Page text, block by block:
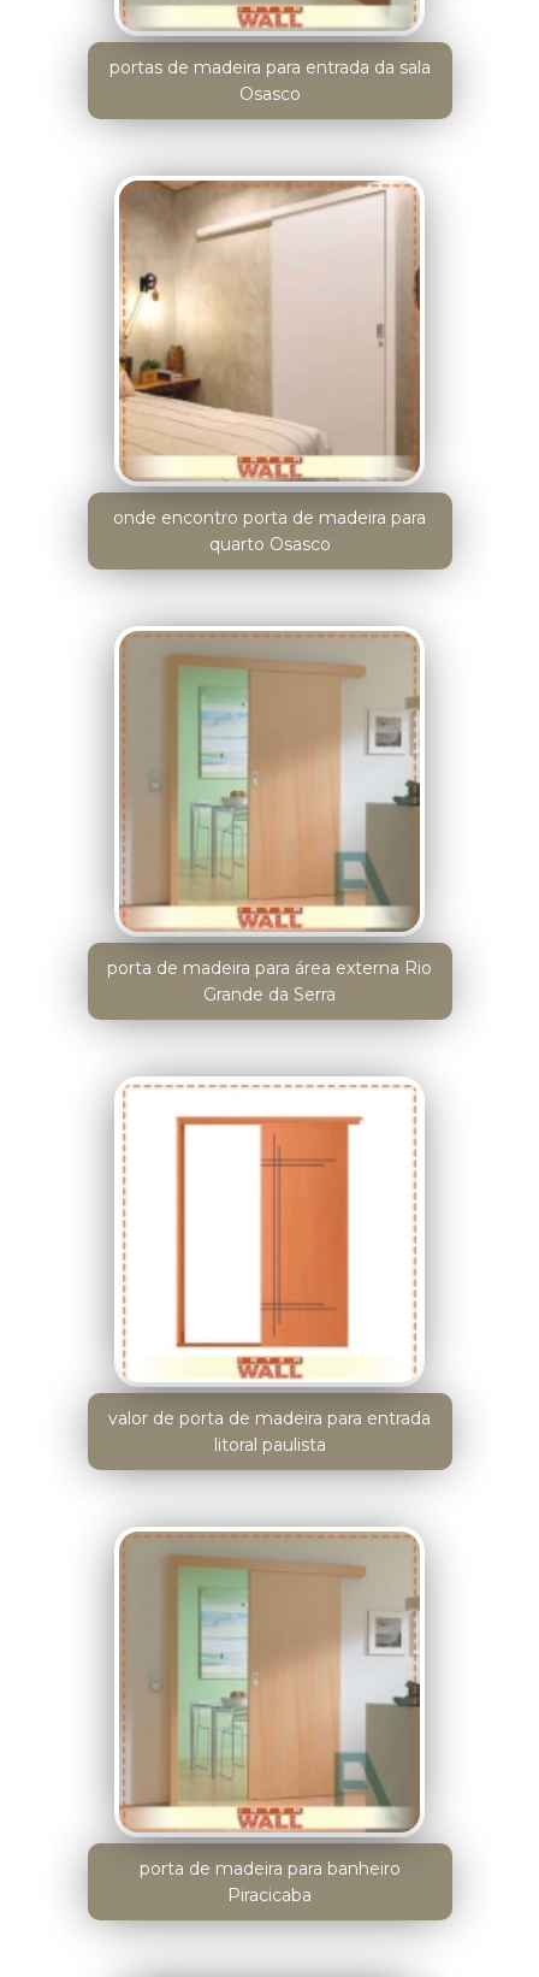
portas de madeira para entrada da sala
Osasco
onde encontro porta de madeira para
quarto Osasco
porta de madeira para área externa Rio
Grande da Serra
valor de porta de madeira para entrada
litoral paulista
porta de madeira para banheiro
Piracicaba